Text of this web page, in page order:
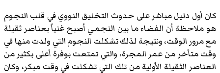
كان أول دليل مباشر على حدوث التخليق النووي في قلب النجوم
هو ملاحظة أن الفضاء ما بين النجمي أصبح غنياً بعناصر ثقيلة
مع مرور الوقت، ونتيجة لذلك تشكلت النجوم التي ولدت منها في
وقت متأخر من عمر المجرة، والتي تمتعت بوفرة أعلى بكثير من
العناصر الثقيلة الأولية من تلك التي تشكلت في وقت مبكر، وكان